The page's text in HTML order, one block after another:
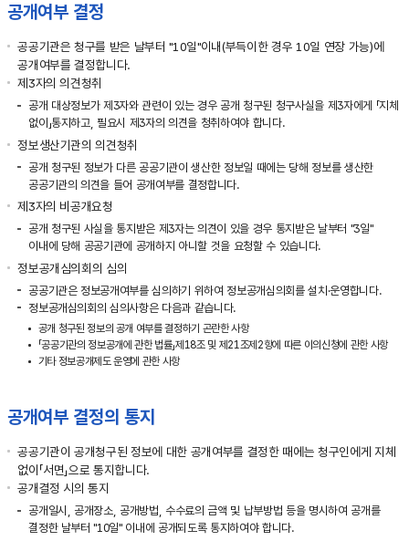
공개여부 결정
공공기관은 청구를 받은 날부터 "10일"이내(부득이한 경우 10일 연장 가능)에
공개여부를 결정합니다.
제3자의 의견청취
공개 대상정보가 제3자와 관련이 있는 경우 공개 청구된 청구사실을 제3자에게 「지체
없이」통지하고, 필요시 제3자의 의견을 청취하여야 합니다.
정보생산기관의 의견청취
공개 청구된 정보가 다른 공공기관이 생산한 정보일 때에는 당해 정보를 생산한
공공기관의 의견을 들어 공개여부를 결정합니다.
제3자의 비공개요청
공개 청구된 사실을 통지받은 제3자는 의견이 있을 경우 통지받은 날부터 "3일"
이내에 당해 공공기관에 공개하지 아니할 것을 요청할 수 있습니다.
정보공개심의회의 심의
공공기관은 정보공개여부를 심의하기 위하여 정보공개심의회를 설치·운영합니다.
정보공개심의회의 심의사항은 다음과 같습니다.
공개 청구된 정보의 공개 여부를 결정하기 곤란한 사항
「공공기관의 정보공개에 관한 법률」제18조 및 제21조제2항에 따른 이의신청에 관한 사항
기타 정보공개제도 운영에 관한 사항
공개여부 결정의 통지
공공기관이 공개청구된 정보에 대한 공개여부를 결정한 때에는 청구인에게 지체
없이「서면」으로 통지합니다.
공개결정 시의 통지
공개일시, 공개장소, 공개방법, 수수료의 금액 및 납부방법 등을 명시하여 공개를
결정한 날부터 "10일" 이내에 공개되도록 통지하여야 합니다.